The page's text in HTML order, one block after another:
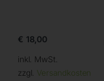
€ 18,00
inkl. MwSt.
zzgl. Versandkosten